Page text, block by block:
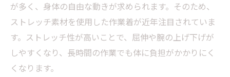
が多く、身体の自由な動きが求められます。そのため、
ストレッチ素材を使用した作業着が近年注目されていま
す。ストレッチ性が高いことで、屈伸や腕の上げ下げが
しやすくなり、長時間の作業でも体に負担がかかりにく
くなります。